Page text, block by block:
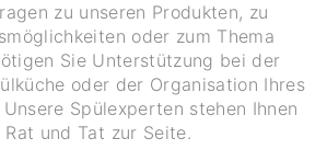
zu unseren Produkten, zu
oder zum Thema
Sie Unterstützung bei der
oder der Organisation Ihres
Spülexperten stehen Ihnen
Rat und Tat zur Seite.